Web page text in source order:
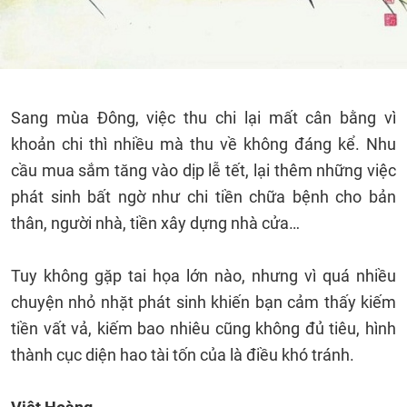
Sang mùa Đông, việc thu chi lại mất cân bằng vì
khoản chi thì nhiều mà thu về không đáng kể. Nhu
cầu mua sắm tăng vào dịp lễ tết, lại thêm những việc
phát sinh bất ngờ như chi tiền chữa bệnh cho bản
thân, người nhà, tiền xây dựng nhà cửa…
Tuy không gặp tai họa lớn nào, nhưng vì quá nhiều
chuyện nhỏ nhặt phát sinh khiến bạn cảm thấy kiếm
tiền vất vả, kiếm bao nhiêu cũng không đủ tiêu, hình
thành cục diện hao tài tốn của là điều khó tránh.